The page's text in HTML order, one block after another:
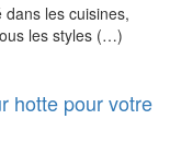
les cuisines,
les styles (…)
hotte pour votre